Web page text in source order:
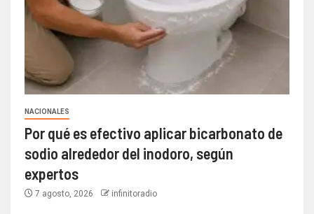
NACIONALES
Por qué es efectivo aplicar bicarbonato de
sodio alrededor del inodoro, según
expertos
7 agosto, 2026 infinitoradio